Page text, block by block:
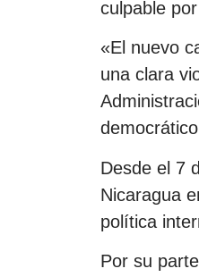
culpable
«El nuevo
una clara
Desde el 7
Nicaragua
política
Por su